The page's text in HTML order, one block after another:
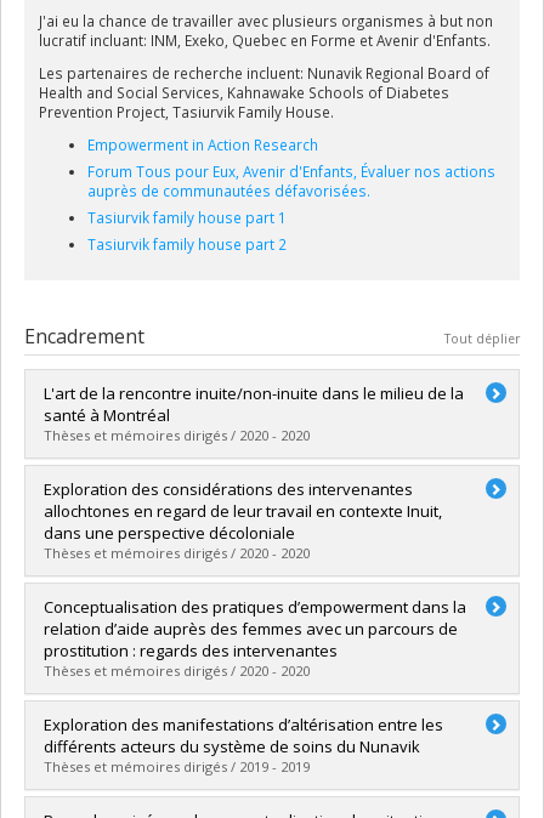
J'ai eu la chance de travailler avec plusieurs organismes à but non
lucratif incluant: INM, Exeko, Quebec en Forme et Avenir d'Enfants.
Les partenaires de recherche incluent: Nunavik Regional Board of
Health and Social Services, Kahnawake Schools of Diabetes
Prevention Project, Tasiurvik Family House.
Empowerment in Action Research
Forum Tous pour Eux, Avenir d'Enfants, Évaluer nos actions
auprès de communautées défavorisées.
Tasiurvik family house part 1
Tasiurvik family house part 2
Encadrement Tout déplier
L'art de la rencontre inuite/non-inuite dans le milieu de la
santé à Montréal
Thèses et mémoires dirigés / 2020 - 2020
Diplômé(e) :Sokoloff, Mélissa
Cycle :Doctorat
Diplôme obtenu :Ph. D.
Lien vers le document dans Papyrus
Exploration des considérations des intervenantes
allochtones en regard de leur travail en contexte Inuit,
dans une perspective décoloniale
Thèses et mémoires dirigés / 2020 - 2020
Diplômé(e) :Valiquette, Ève-Marie
Cycle :Maîtrise
Diplôme obtenu :M. Sc.
Lien vers le document dans Papyrus
Conceptualisation des pratiques d’empowerment dans la
relation d’aide auprès des femmes avec un parcours de
prostitution : regards des intervenantes
Thèses et mémoires dirigés / 2020 - 2020
Diplômé(e) :Moulin, Louise
Cycle :Maîtrise
Diplôme obtenu :M. Sc.
Lien vers le document dans Papyrus
Exploration des manifestations d’altérisation entre les
différents acteurs du système de soins du Nunavik
Thèses et mémoires dirigés / 2019 - 2019